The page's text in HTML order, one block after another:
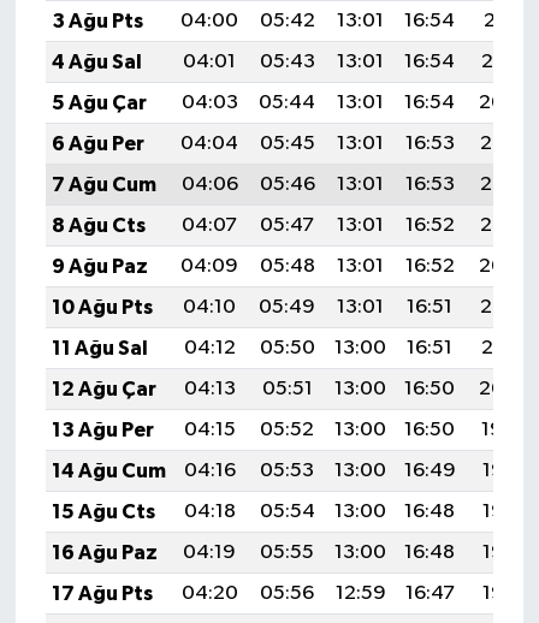
3 Ağu Pts
04:00 05:42 13:01 16:54
20:11
4 Ağu Sal
04:01 05:43 13:01 16:54
20:10
5 Ağu Çar
04:03 05:44 13:01 16:54
20:09
6 Ağu Per
04:04 05:45 13:01 16:53
20:07
7 Ağu Cum
04:06 05:46 13:01 16:53
20:06
8 Ağu Cts
04:07 05:47 13:01 16:52
20:05
9 Ağu Paz
04:09 05:48 13:01 16:52
20:04
10 Ağu Pts
04:10 05:49 13:01 16:51
20:03
11 Ağu Sal
04:12 05:50 13:00 16:51
20:01
12 Ağu Çar
04:13 05:51 13:00 16:50
20:00
13 Ağu Per
04:15 05:52 13:00 16:50
19:59
14 Ağu Cum
04:16 05:53 13:00 16:49
19:57
15 Ağu Cts
04:18 05:54 13:00 16:48
19:56
16 Ağu Paz
04:19 05:55 13:00 16:48
19:55
17 Ağu Pts
04:20 05:56 12:59 16:47
19:53